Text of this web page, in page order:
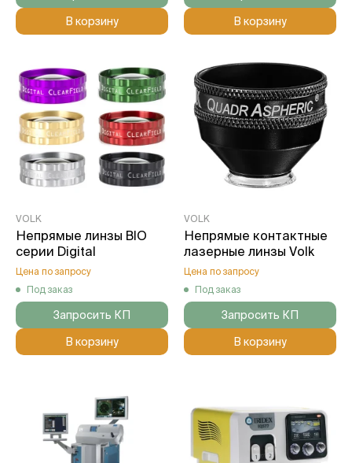
В корзину В корзину
VOLK
Непрямые линзы BIO
серии Digital
Цена по запросу
Под заказ
Запросить КП
В корзину
VOLK
Непрямые контактные
лазерные линзы Volk
Цена по запросу
Под заказ
Запросить КП
В корзину